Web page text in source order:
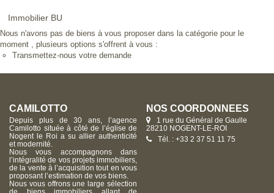
Immobilier BU
Nous n'avons pas de biens à vous proposer dans la catégorie pour le
moment , plusieurs options s'offrent à vous :
Transmettez-nous votre demande
CAMILOTTO
Depuis plus de 30 ans, l’agence
Camilotto située à côté de l’église de
Nogent le Roi a su allier authenticité
et modernité.
Nous vous accompagnons dans
l’intégralité de vos projets immobiliers,
de la vente à l’acquisition tout en vous
proposant l’estimation de vos biens.
Nous vous offrons une large sélection
NOS COORDONNÉES
1 rue du Général de Gaulle
28210 NOGENT-LE-ROI
Tél. : +33 2 37 51 11 75